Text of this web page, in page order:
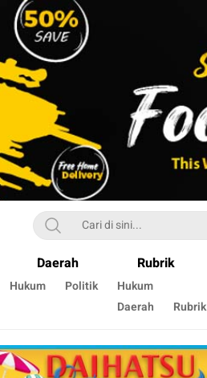
Daerah Rubrik
Hukum Politik
Hukum
Daerah
Rubrik